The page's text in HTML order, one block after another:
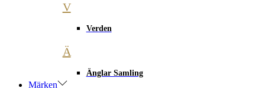
V
Verden
Ä
Änglar Samling
Märken